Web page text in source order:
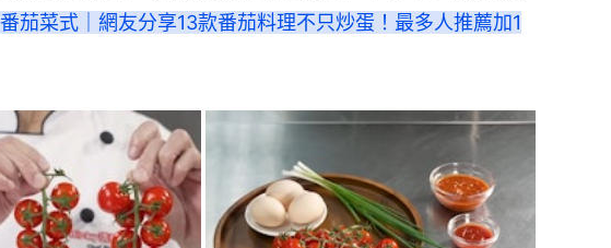
番茄菜式｜網友分享13款番茄料理不只炒蛋！最多人推薦加1